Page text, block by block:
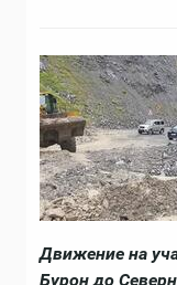
Движение на
Бурон до